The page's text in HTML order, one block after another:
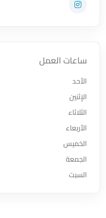
زيارة حساب المتجر على Instagram
ساعات العمل
الأحد
الإثنين
الثلاثاء
الأربعاء
الخميس
الجمعة
السبت